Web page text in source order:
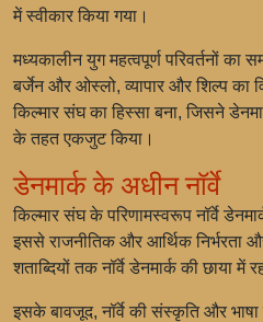
में स्वीकार किया गया।
मध्यकालीन युग महत्वपूर्ण परिवर्तनों
बर्जेन और ओस्लो, व्यापार और शिल्प का
किल्मार संघ का हिस्सा बना, जिसने
के तहत एकजुट किया।
डेनमार्क के अधीन नॉर्वे
किल्मार संघ के परिणामस्वरूप नॉर्वे
इससे राजनीतिक और आर्थिक निर्भरता
शताब्दियों तक नॉर्वे डेनमार्क की छाया में
इसके बावजूद, नॉर्वे की संस्कृति और